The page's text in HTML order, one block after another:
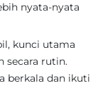
nyata-nyata
kunci utama
secara rutin.
berkala dan ikuti